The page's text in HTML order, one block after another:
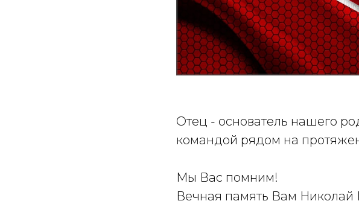
Отец - основатель нашего
командой рядом на
Мы Вас помним!
Вечная память Вам Николай